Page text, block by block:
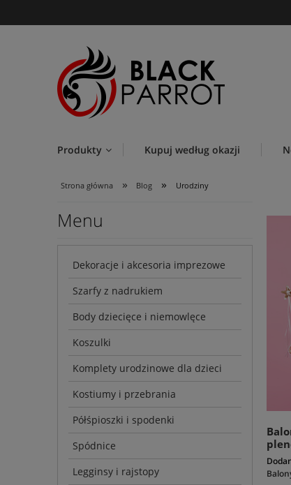
Produkty Kupuj według okazji
Strona główna » Blog » Urodziny
Menu
Dekoracje i akcesoria imprezowe
Szarfy z nadrukiem
Body dziecięce i niemowlęce
Koszulki
Komplety urodzinowe dla dzieci
Kostiumy i przebrania
Półśpioszki i spodenki
Spódnice
Legginsy i rajstopy